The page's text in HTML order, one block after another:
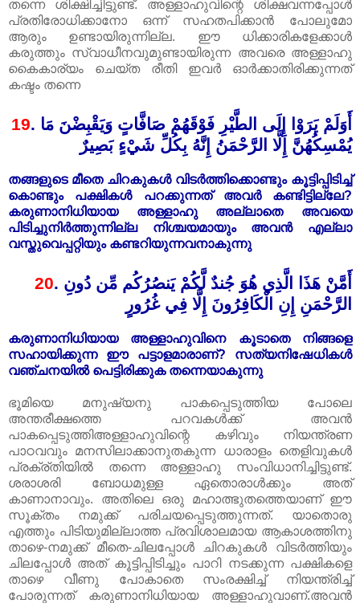
തന്നെ ശിക്ഷിച്ചിട്ടുണ്ട്. അള്ളാഹുവിന്റെ ശിക്ഷവന്നപ്പോൾ
പ്രതിരോധിക്കാനോ ഒന്ന് സഹതപിക്കാൻ പോലുമോ
ആരും ഉണ്ടായിരുന്നില്ല. ഈ ധിക്കാരികളേക്കാ‍ൾ
കരുത്തും സ്വാധീനവുമുണ്ടായിരുന്ന അവരെ അള്ളാഹു
കൈകാര്യം ചെയ്ത രീതി ഇവർ ഓർക്കാതിരിക്കുന്നത്
കഷ്ടം തന്നെ
19. أَوَلَمْ يَرَوْا إِلَى الطَّيْرِ فَوْقَهُمْ صَافَّاتٍ وَيَقْبِضْنَ مَا
يُمْسِكُهُنَّ إِلَّا الرَّحْمَنُ إِنَّهُ بِكُلِّ شَيْءٍ بَصِيرٌ
തങ്ങളുടെ മീതെ ചിറകുകൾ വിടർത്തിക്കൊണ്ടും കൂട്ടിപ്പിടിച്ച്
കൊണ്ടും പക്ഷികൾ പറക്കുന്നത് അവർ കണ്ടിട്ടില്ലേ?
കരുണാനിധിയായ അള്ളാഹു അല്ലാതെ അവയെ
പിടിച്ചുനിർത്തുന്നില്ല നിശ്ചയമായും അവൻ എല്ലാ
വസ്തുവെപ്പറ്റിയും കണ്ടറിയുന്നവനാകുന്നു
20. أَمَّنْ هَذَا الَّذِي هُوَ جُندٌ لَّكُمْ يَنصُرُكُم مِّن دُونِ
الرَّحْمَنِ إِنِ الْكَافِرُونَ إِلَّا فِي غُرُورٍ
കരുണാനിധിയായ അള്ളാഹുവിനെ കൂടാതെ നിങ്ങളെ
സഹായിക്കുന്ന ഈ പട്ടാളമാരാണ്‌? സത്യനിഷേധികൾ
വഞ്ചനയിൽ പെട്ടിരിക്കുക തന്നെയാകുന്നു
ഭൂമിയെ മനുഷ്യനു പാകപ്പെടുത്തിയ പോലെ
അന്തരീക്ഷത്തെ പറവകൾക്ക് അവൻ
പാകപ്പെടുത്തിഅള്ളാഹുവിന്റെ കഴിവും നിയന്ത്രണ
പാഠവവും മനസിലാക്കാനുതകുന്ന ധാരാളം തെളിവുകൾ
പ്രക്ര്‌തിയിൽ തന്നെ അള്ളാഹു സംവിധാനിച്ചിട്ടുണ്ട്.
ശരാശരി ബോധമുള്ള ഏതൊരാൾക്കും അത്
കാണാനാവും. അതിലെ ഒരു മഹാത്ഭുതത്തെയാണ് ഈ
സൂക്തം നമുക്ക് പരിചയപ്പെടുത്തുന്നത്. യാതൊരു
എത്തും പിടിയുമില്ലാത്ത പ്രവിശാലമായ ആകാശത്തിനു
താഴെ-നമുക്ക് മീതെ-ചിലപ്പോൾ ചിറകുകൾ വിടർത്തിയും
ചിലപ്പോൾ അത് കൂട്ടിപ്പിടിച്ചും പാറി നടക്കുന്ന പക്ഷികളെ
താഴെ വീണു പോകാതെ സംരക്ഷിച്ച് നിയന്ത്രിച്ച്
പോരുന്നത് കരുണാനിധിയായ അള്ളാഹുവാണ്.അവൻ